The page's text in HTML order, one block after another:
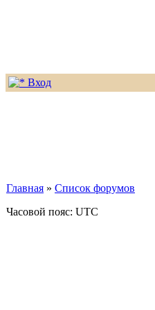
Вход
Главная » Список форумов
Часовой пояс: UTC